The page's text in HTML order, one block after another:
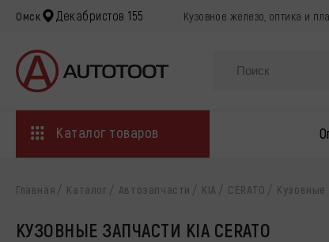
Омск Декабристов 155 Кузовное железо, оптика и
Каталог товаров
Главная Каталог Автозапчасти KIA CERATO Кузовные
КУЗОВНЫЕ ЗАПЧАСТИ KIA CERATO